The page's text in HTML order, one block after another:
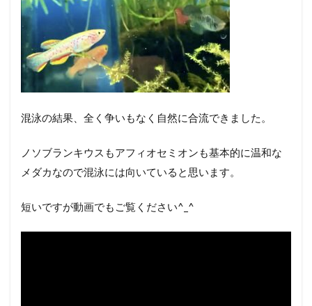
混泳の結果、全く争いもなく自然に合流できました。
ノソブランキウスもアフィオセミオンも基本的に温和な
メダカなので混泳には向いていると思います。
短いですが動画でもご覧ください^_^